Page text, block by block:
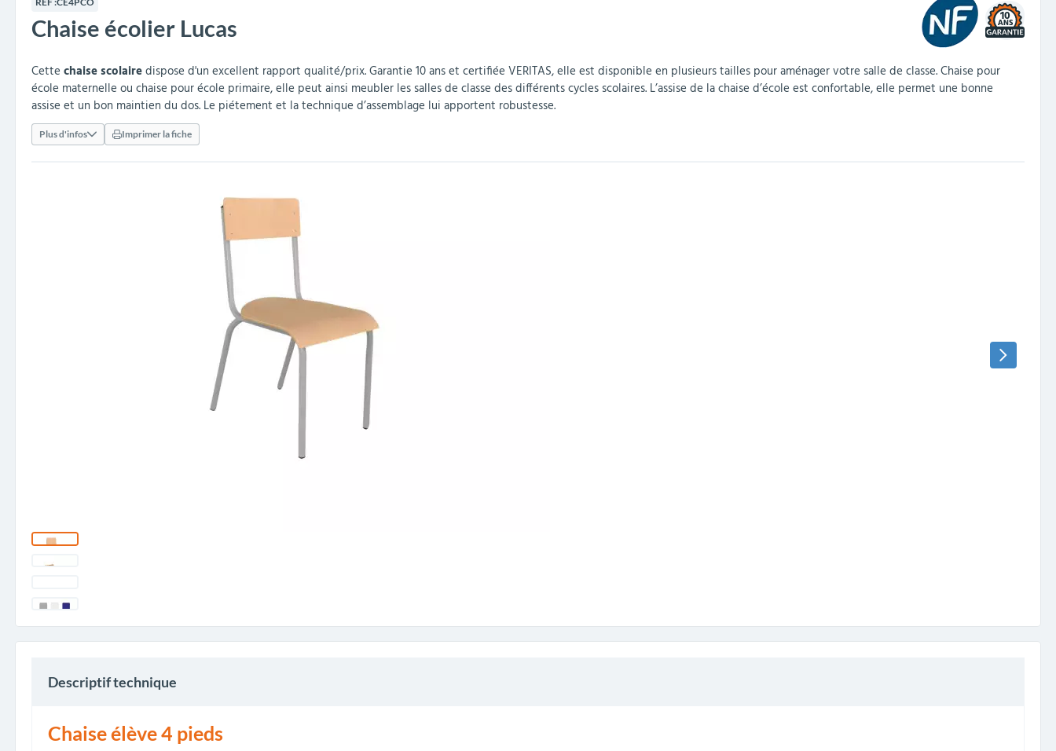
Embellissement et
Cendriers urbains
Barrières de ville Arceaux de sécurité
Clous podotactiles et
rampes d'accès
Séparateurs de voies et
Travaux publics &
Vestiaires Équipements sanitaires
Armoires et rangements Mobilier scolaire extérieur
Tables de cantine
réception
Poteaux de guidage
Décorations de Noël
collectivités
Structures aires de jeux
Baby-foots & Billards
Chaise écolier Lucas 10
Cette chaise scolairedispose d'un excellent rapport qualité/prix. Garantie 10 ans et certifiée VERITAS, elle est disponible en plusieurs tailles pour aménager votre salle de classe. Chaise pour
école maternelle ou chaise pour école primaire, elle peut ainsi meubler les salles de classe des différents cycles scolaires. L’assise de la chaise d’école est confortable, elle permet une bonne
assise et un bon maintien du dos. Le piétement et la technique d’assemblage lui apportent robustesse.
Plus d'infos Imprimer la fiche
Descriptif technique
Chaise élève 4 pieds